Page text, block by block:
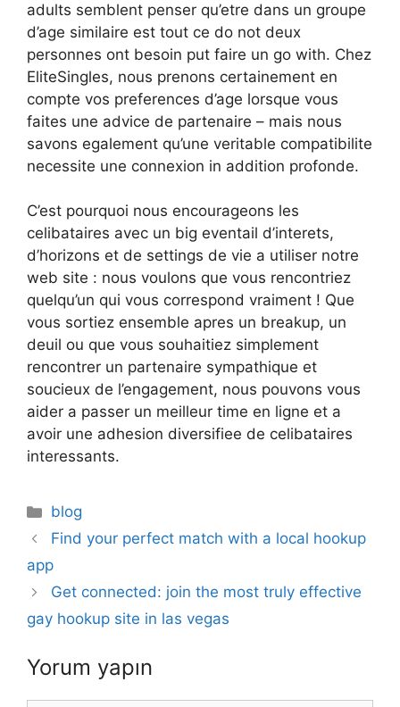
adults semblent penser qu’etre dans un groupe
d’age similaire est tout ce do not deux
personnes ont besoin put faire un go with. Chez
EliteSingles, nous prenons certainement en
compte vos preferences d’age lorsque vous
faites une advice de partenaire – mais nous
savons egalement qu’une veritable compatibilite
necessite une connexion in addition profonde.
C’est pourquoi nous encourageons les
celibataires avec un big eventail d’interets,
d’horizons et de settings de vie a utiliser notre
web site : nous voulons que vous rencontriez
quelqu’un qui vous correspond vraiment ! Que
vous sortiez ensemble apres un breakup, un
deuil ou que vous souhaitiez simplement
rencontrer un partenaire sympathique et
soucieux de l’engagement, nous pouvons vous
aider a passer un meilleur time en ligne et a
avoir une adhesion diversifiee de celibataires
interessants.
Kategoriler
blog
Find your perfect match with a local hookup
app
Get connected: join the most truly effective
gay hookup site in las vegas
Yorum yapın